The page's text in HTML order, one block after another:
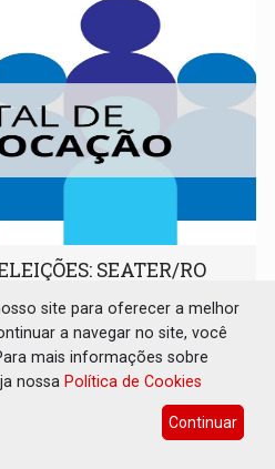
SEATER/RO
de Agosto de 2026 às 14:07
site para oferecer a melhor
a navegar no site, você
mais informações sobre
nossa Política de Cookies
Continuar